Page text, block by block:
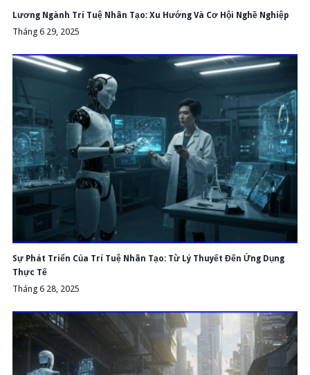
Lương Ngành Trí Tuệ Nhân Tạo: Xu Hướng Và Cơ Hội Nghề Nghiệp
Tháng 6 29, 2025
Sự Phát Triển Của Trí Tuệ Nhân Tạo: Từ Lý Thuyết Đến Ứng Dụng
Thực Tế
Tháng 6 28, 2025